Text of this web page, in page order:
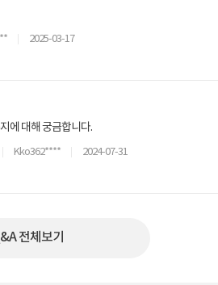
2025-03-17
에 대해 궁금합니다.
Kko362**** 2024-07-31
전체보기